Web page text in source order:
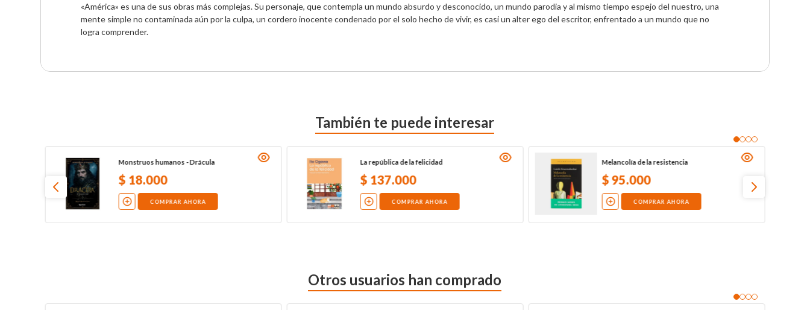
«América» es una de sus obras más complejas. Su personaje, que contempla un mundo absurdo y desconocido, un mundo parodia y al mismo tiempo espejo del nuestro, una
mente simple no contaminada aún por la culpa, un cordero inocente condenado por el solo hecho de vivir, es casi un alter ego del escritor, enfrentado a un mundo que no
logra comprender.
También te puede interesar
Monstruos humanos - Drácula
$ 18.000
COMPRAR AHORA
La república de la felicidad
$ 137.000
COMPRAR AHORA
Melancolía de la resistencia
$95.000
COMPRAR AHORA
Otros usuarios han comprado